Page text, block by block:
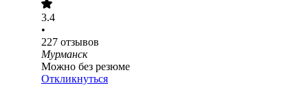
3.4
•
227 отзывов
Мурманск
Можно без резюме
Откликнуться